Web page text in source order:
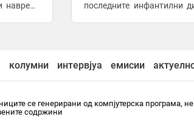
последните инфантилни
колумни интервјуа емисии
се генерирани од компјутерска програма,
содржини